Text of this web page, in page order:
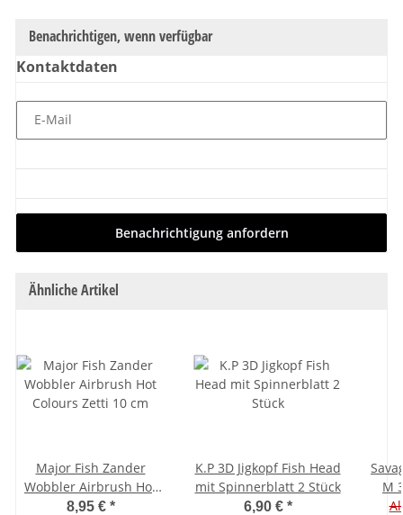
Benachrichtigen, wenn verfügbar
Kontaktdaten
E-Mail
Benachrichtigung anfordern
Ähnliche Artikel
Major Fish Zander
Wobbler Airbrush Hot
Colours Zetti 10 cm
8,95 € *
K.P 3D Jigkopf Fish Head
mit Spinnerblatt 2 Stück
6,90 € *
M